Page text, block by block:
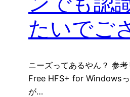
たいでご
ニーズってあるやん？ 参
Free HFS+ for Windows
が…